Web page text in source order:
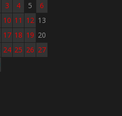
3 4 5
6
10 11 12 13
17 18 19 20
24 25 26 27